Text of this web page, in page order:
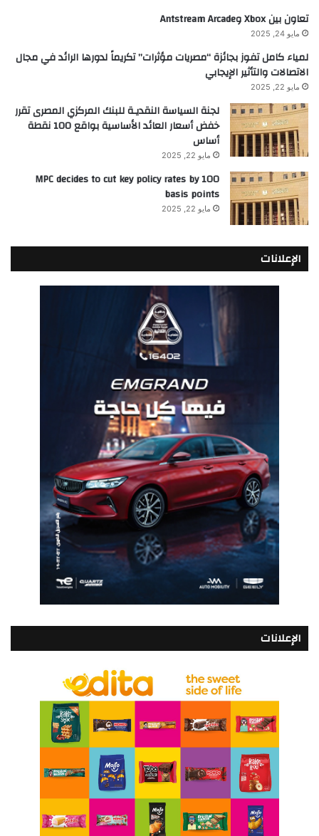
تعاون بين Xbox وAntstream Arcade
مايو 24, 2025
لمياء كامل تفوز بجائزة “مصريات مؤثرات” تكريماً لدورها الرائد في مجال
الاتصالات والتأثير الإيجابي
مايو 22, 2025
لجنة السياسة النقديـة للبنك المركزي المصرى تقرر
خفض أسعار العائد الأساسية بواقع 100 نقطة
أساس
مايو 22, 2025
MPC decides to cut key policy rates by 100
basis points
مايو 22, 2025
الإعلانات
الإعلانات